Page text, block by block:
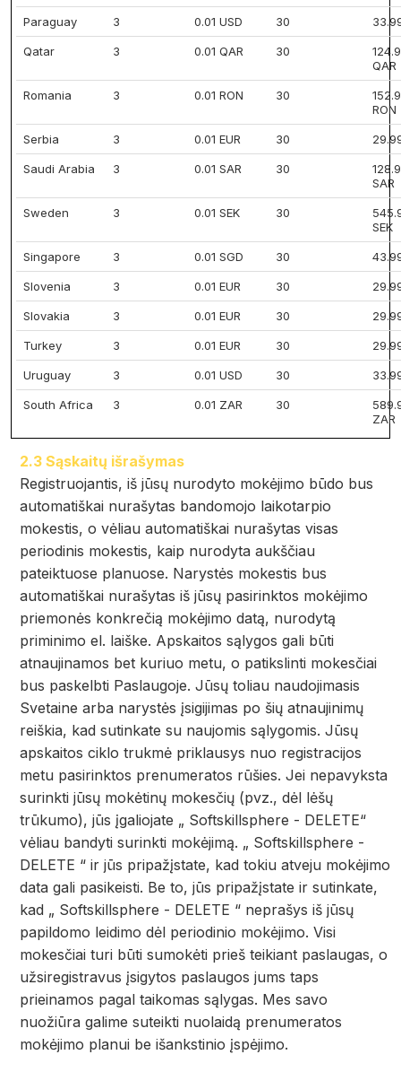
Paraguay 3 0.01 USD 30
Qatar 3 0.01 QAR 30
QAR
Romania 3 0.01 RON 30
RON
Serbia 3 0.01 EUR 30
Saudi Arabia 3 0.01 SAR 30
SAR
Sweden 3 0.01 SEK 30
SEK
Singapore 3 0.01 SGD 30
Slovenia 3 0.01 EUR 30
Slovakia 3 0.01 EUR 30
Turkey 3 0.01 EUR 30
Uruguay 3 0.01 USD 30
South Africa 3 0.01 ZAR 30
ZAR
2.3 Sąskaitų išrašymas
Registruojantis, iš jūsų nurodyto mokėjimo būdo bus
automatiškai nurašytas bandomojo laikotarpio
mokestis, o vėliau automatiškai nurašytas visas
periodinis mokestis, kaip nurodyta aukščiau
pateiktuose planuose. Narystės mokestis bus
automatiškai nurašytas iš jūsų pasirinktos mokėjimo
priemonės konkrečią mokėjimo datą, nurodytą
priminimo el. laiške. Apskaitos sąlygos gali būti
atnaujinamos bet kuriuo metu, o patikslinti mokesčiai
bus paskelbti Paslaugoje. Jūsų toliau naudojimasis
Svetaine arba narystės įsigijimas po šių atnaujinimų
reiškia, kad sutinkate su naujomis sąlygomis. Jūsų
apskaitos ciklo trukmė priklausys nuo registracijos
metu pasirinktos prenumeratos rūšies. Jei nepavyksta
surinkti jūsų mokėtinų mokesčių (pvz., dėl lėšų
trūkumo), jūs įgaliojate „ Softskillsphere - DELETE“
vėliau bandyti surinkti mokėjimą. „ Softskillsphere -
DELETE “ ir jūs pripažįstate, kad tokiu atveju mokėjimo
data gali pasikeisti. Be to, jūs pripažįstate ir sutinkate,
kad „ Softskillsphere - DELETE “ neprašys iš jūsų
papildomo leidimo dėl periodinio mokėjimo. Visi
mokesčiai turi būti sumokėti prieš teikiant paslaugas, o
užsiregistravus įsigytos paslaugos jums taps
prieinamos pagal taikomas sąlygas. Mes savo
nuožiūra galime suteikti nuolaidą prenumeratos
mokėjimo planui be išankstinio įspėjimo.